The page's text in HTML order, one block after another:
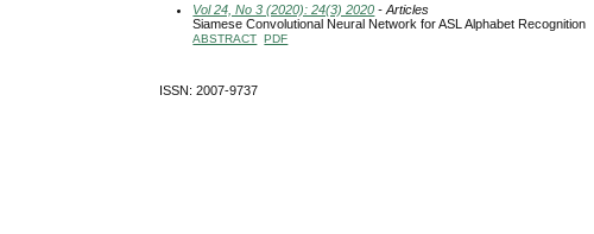
Vol 24, No 3 (2020): 24(3) 2020 - Articles
Siamese Convolutional Neural Network for ASL Alphabet Recognition
ABSTRACT PDF
ISSN: 2007-9737